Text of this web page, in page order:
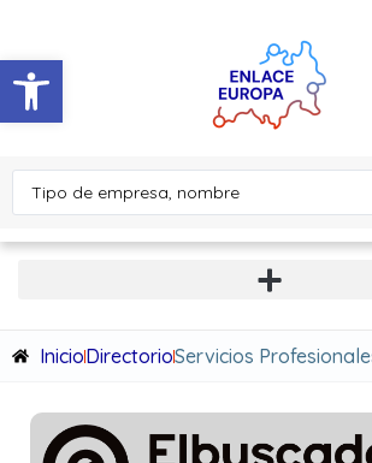
Abrir barra de herramientas
InicioDirectorioServicios